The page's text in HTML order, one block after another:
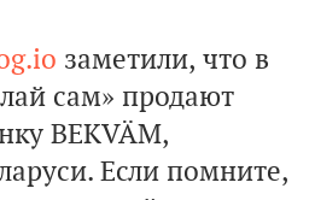
заметили, что в
сам» продают
BEKVÄM,
Если помните,